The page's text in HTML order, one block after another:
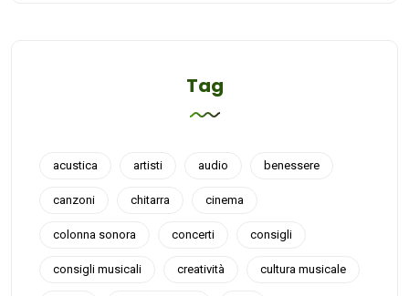
Tag
acustica artisti audio benessere
canzoni chitarra cinema
colonna sonora concerti consigli
consigli musicali creatività cultura musicale